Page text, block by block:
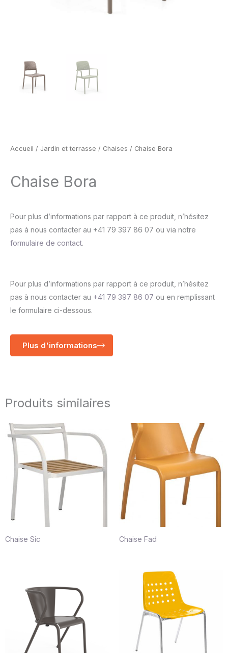
Accueil / Jardin et terrasse / Chaises / Chaise Bora
Chaise Bora
Pour plus d’informations par rapport à ce produit, n’hésitez
pas à nous contacter au +41 79 397 86 07 ou via notre
formulaire de contact.
Pour plus d’informations par rapport à ce produit, n’hésitez
pas à nous contacter au +41 79 397 86 07 ou en remplissant
le formulaire ci-dessous.
Plus d'informations
Produits similaires
Chaise Sic Chaise Fad